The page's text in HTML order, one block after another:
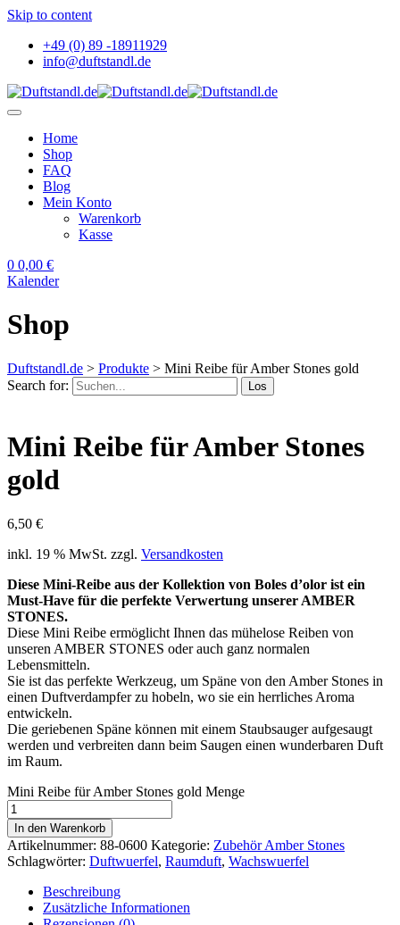
Skip to content
+49 (0) 89 -18911929
info@duftstandl.de
Home
Shop
FAQ
Blog
Mein Konto
Warenkorb
Kasse
0 0,00 €
Kalender
Shop
Duftstandl.de > Produkte > Mini Reibe für Amber Stones gold
Search for:
Los
Mini Reibe für Amber Stones
gold
6,50 €
inkl. 19 % MwSt. zzgl. Versandkosten
Diese Mini-Reibe aus der Kollektion von Boles d’olor ist ein
Must-Have für die perfekte Verwertung unserer AMBER
STONES.
Diese Mini Reibe ermöglicht Ihnen das mühelose Reiben von
unseren AMBER STONES oder auch ganz normalen
Lebensmitteln.
Sie ist das perfekte Werkzeug, um Späne von den Amber Stones in
einen Duftverdampfer zu hobeln, wo sie ein herrliches Aroma
entwickeln.
Die geriebenen Späne können mit einem Staubsauger aufgesaugt
werden und verbreiten dann beim Saugen einen wunderbaren Duft
im Raum.
Mini Reibe für Amber Stones gold Menge
In den Warenkorb
Artikelnummer: 88-0600 Kategorie: Zubehör Amber Stones
Schlagwörter: Duftwuerfel, Raumduft, Wachswuerfel
Beschreibung
Zusätzliche Informationen